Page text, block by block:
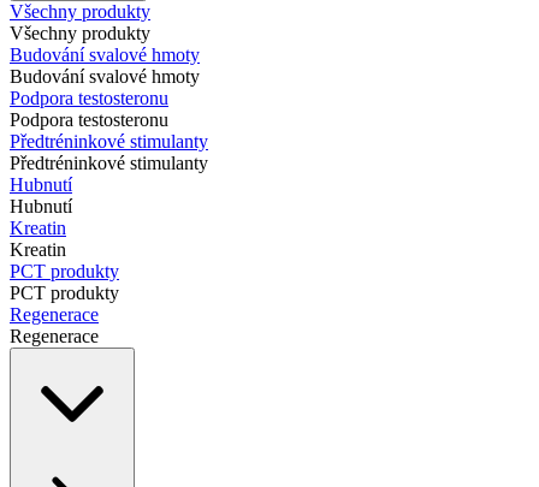
Všechny produkty
Všechny produkty
Budování svalové hmoty
Budování svalové hmoty
Podpora testosteronu
Podpora testosteronu
Předtréninkové stimulanty
Předtréninkové stimulanty
Hubnutí
Hubnutí
Kreatin
Kreatin
PCT produkty
PCT produkty
Regenerace
Regenerace